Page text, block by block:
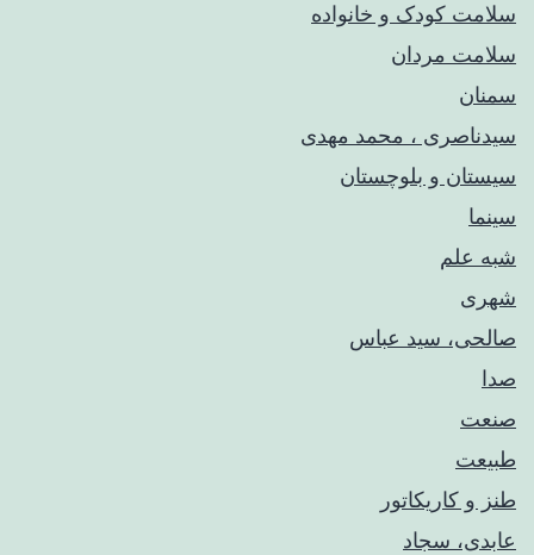
سلامت کودک‌ و خانواده
سلامت مردان
سمنان
سیدناصری ، محمد مهدی
سیستان و بلوچستان
سینما
شبه علم
شهری
صالحی، سید عباس
صدا
صنعت
طبیعت
طنز و کاریکاتور
عابدی، سجاد